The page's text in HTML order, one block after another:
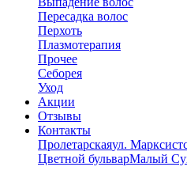
Пересадка волос
Перхоть
Плазмотерапия
Прочее
Себорея
Уход
Акции
Отзывы
Контакты
Пролетарскаяул.
Цветной бульварМалый